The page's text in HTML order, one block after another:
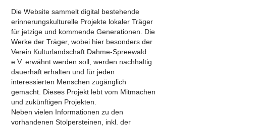
Die Website sammelt digital bestehende
erinnerungskulturelle Projekte lokaler Träger
für jetzige und kommende Generationen. Die
Werke der Träger, wobei hier besonders der
Verein Kulturlandschaft Dahme-Spreewald
e.V. erwähnt werden soll, werden nachhaltig
dauerhaft erhalten und für jeden
interessierten Menschen zugänglich
gemacht. Dieses Projekt lebt vom Mitmachen
und zukünftigen Projekten.
Neben vielen Informationen zu den
vorhandenen Stolpersteinen, inkl. der